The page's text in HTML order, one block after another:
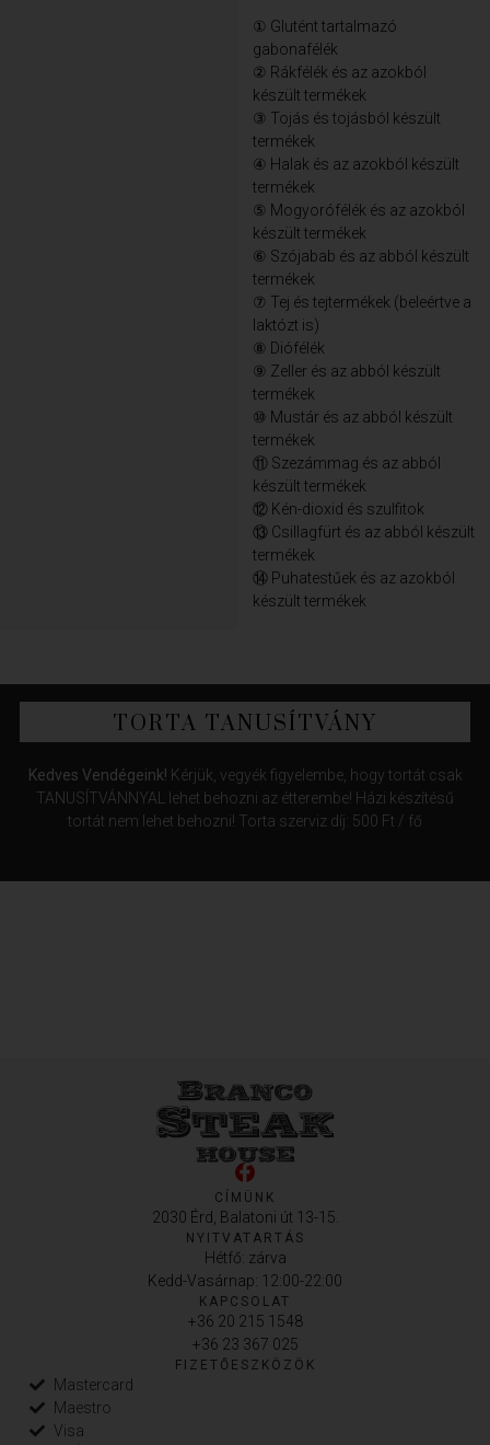
① Glutént tartalmazó
gabonafélék
② Rákfélék és az azokból
készült termékek
③ Tojás és tojásból készült
termékek
④ Halak és az azokból készült
termékek
⑤ Mogyorófélék és az azokból
készült termékek
⑥ Szójabab és az abból készült
termékek
⑦ Tej és tejtermékek (beleértve a
laktózt is)
⑧ Diófélék
⑨ Zeller és az abból készült
termékek
⑩ Mustár és az abból készült
termékek
⑪ Szezámmag és az abból
készült termékek
⑫ Kén-dioxid és szulfitok
⑬ Csillagfürt és az abból készült
termékek
⑭ Puhatestűek és az azokból
készült termékek
TORTA TANUSÍTVÁNY
Kedves Vendégeink! Kérjük, vegyék figyelembe, hogy tortát csak
TANUSÍTVÁNNYAL lehet behozni az étterembe! Házi készítésű
tortát nem lehet behozni! Torta szerviz díj: 500 Ft / fő
CÍMÜNK
2030 Érd, Balatoni út 13-15.
NYITVATARTÁS
Hétfő: zárva
Kedd-Vasárnap: 12:00-22:00
KAPCSOLAT
+36 20 215 1548
+36 23 367 025
FIZETŐESZKÖZÖK
Mastercard
Maestro
Visa